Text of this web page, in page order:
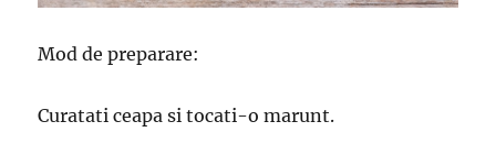
Mod de preparare:
Curatati ceapa si tocati-o marunt.